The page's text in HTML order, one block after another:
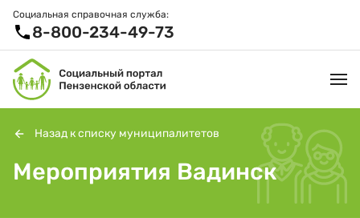
Социальная справочная служба:
8-800-234-49-73
УСЛУГИ И ЛЬГОТЫ
Назад к списку муниципалитетов
Мероприятия Вадинск